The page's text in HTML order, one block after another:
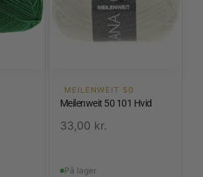
MEILENWEIT 50
Meilenweit 50 101 Hvid
33,00 kr.
På lager